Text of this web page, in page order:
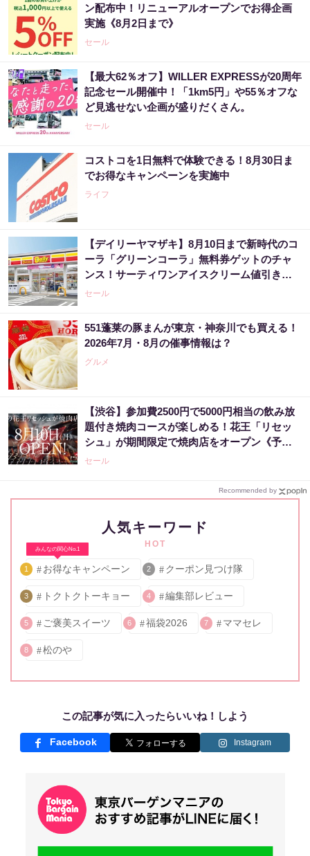
ン配布中！リニューアルオープンでお得企画
実施《8月2日まで》
セール
【最大62％オフ】WILLER EXPRESSが20周年
記念セール開催中！「1km5円」や55％オフな
ど見逃せない企画が盛りだくさん。
セール
コストコを1日無料で体験できる！8月30日ま
でお得なキャンペーンを実施中
ライフ
【デイリーヤマザキ】8月10日まで新時代のコ
ーラ「グリーンコーラ」無料券ゲットのチャ
ンス！サーティワンアイスクリーム値引きな
どお得企画も目白押し。
セール
551蓬莱の豚まんが東京・神奈川でも買える！
2026年7月・8月の催事情報は？
グルメ
【渋谷】参加費2500円で5000円相当の飲み放
題付き焼肉コースが楽しめる！花王「リセッ
シュ」が期間限定で焼肉店をオープン《予約
受付中》
セール
Recommended by
人気キーワード
HOT
みんなの関心No.1
1 お得なキャンペーン 2 クーポン見つけ隊
3 トクトクトーキョー 4 編集部レビュー
5 ご褒美スイーツ 6 福袋2026 7 ママセレ
8 松のや
この記事が気に入ったらいいね！しよう
Facebook Instagram